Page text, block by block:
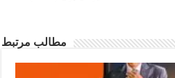
مطالب مرتبط